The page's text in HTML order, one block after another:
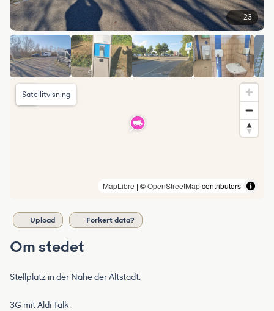
23
MapLibre | ©OpenStreetMapcontributors
Satellitvisning
Upload Forkert data?
Om stedet
Stellplatz in der Nähe der Altstadt.
3G mit Aldi Talk.